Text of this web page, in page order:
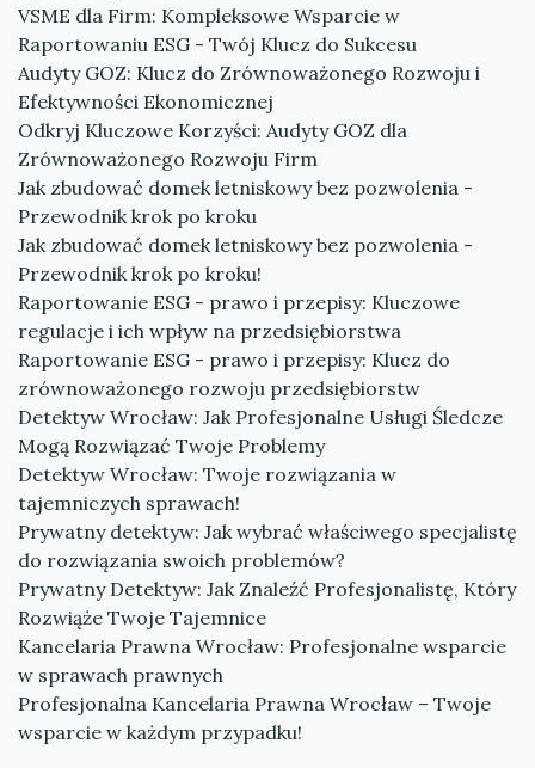
VSME dla Firm: Kompleksowe Wsparcie w
Raportowaniu ESG - Twój Klucz do Sukcesu
Audyty GOZ: Klucz do Zrównoważonego Rozwoju i
Efektywności Ekonomicznej
Odkryj Kluczowe Korzyści: Audyty GOZ dla
Zrównoważonego Rozwoju Firm
Jak zbudować domek letniskowy bez pozwolenia -
Przewodnik krok po kroku
Jak zbudować domek letniskowy bez pozwolenia -
Przewodnik krok po kroku!
Raportowanie ESG - prawo i przepisy: Kluczowe
regulacje i ich wpływ na przedsiębiorstwa
Raportowanie ESG - prawo i przepisy: Klucz do
zrównoważonego rozwoju przedsiębiorstw
Detektyw Wrocław: Jak Profesjonalne Usługi Śledcze
Mogą Rozwiązać Twoje Problemy
Detektyw Wrocław: Twoje rozwiązania w
tajemniczych sprawach!
Prywatny detektyw: Jak wybrać właściwego specjalistę
do rozwiązania swoich problemów?
Prywatny Detektyw: Jak Znaleźć Profesjonalistę, Który
Rozwiąże Twoje Tajemnice
Kancelaria Prawna Wrocław: Profesjonalne wsparcie
w sprawach prawnych
Profesjonalna Kancelaria Prawna Wrocław – Twoje
wsparcie w każdym przypadku!